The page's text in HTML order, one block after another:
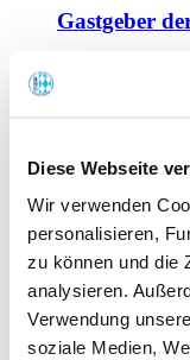
Diese Webseite
Wir verwenden
personalisieren,
zu können und die
analysieren.
Verwendung
soziale Medien,
Gastgeber
Offene
Tagen im
Wirte-und
Partner